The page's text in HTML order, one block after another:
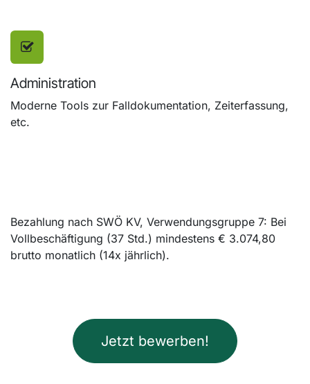
Administration
Moderne Tools zur Falldokumentation, Zeiterfassung,
etc.
Bezahlung nach SWÖ KV, Verwendungsgruppe 7: Bei
Vollbeschäftigung (37 Std.) mindestens € 3.074,80
brutto monatlich (14x jährlich).
Jetzt bewerben!